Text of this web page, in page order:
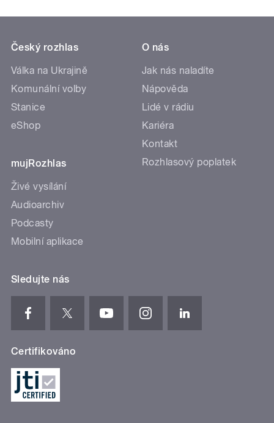
Český rozhlas
Válka na Ukrajině
Komunální volby
Stanice
eShop
mujRozhlas
Živé vysílání
Audioarchiv
Podcasty
Mobilní aplikace
O nás
Jak nás naladíte
Nápověda
Lidé v rádiu
Kariéra
Kontakt
Rozhlasový poplatek
Sledujte nás
Certifikováno